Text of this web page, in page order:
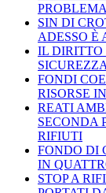
SIN DI
ADESSO È
IL
FONDI
RISORSE
REATI
SECONDA
RIFIUTI
FONDO DI
IN
STOP A